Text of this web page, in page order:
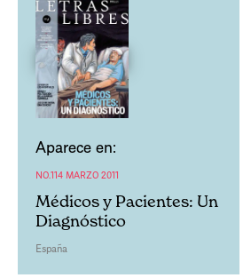
Aparece en:
NO.114 MARZO 2011
Médicos y Pacientes: Un
Diagnóstico
España